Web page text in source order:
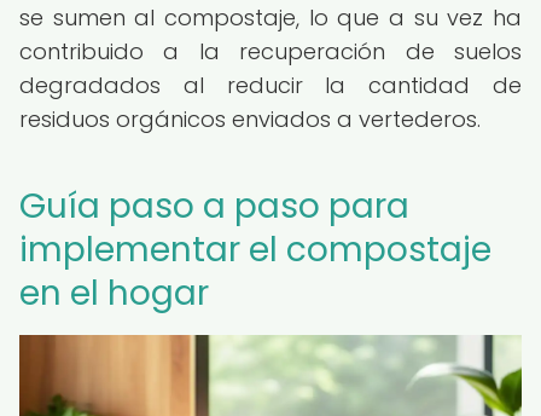
se sumen al compostaje, lo que a su vez ha
contribuido a la recuperación de suelos
degradados al reducir la cantidad de
residuos orgánicos enviados a vertederos.
Guía paso a paso para
implementar el compostaje
en el hogar